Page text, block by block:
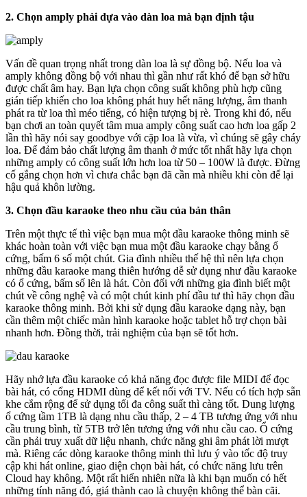
2. Chọn amply phải dựa vào dàn loa mà bạn định tậu
Vấn đề quan trọng nhất trong dàn loa là sự đồng bộ. Nếu loa và
amply không đồng bộ với nhau thì gần như rất khó để bạn sở hữu
được chất âm hay. Bạn lựa chọn công suất không phù hợp cũng
gián tiếp khiến cho loa không phát huy hết năng lượng, âm thanh
phát ra từ loa thì méo tiếng, có hiện tượng bị rè. Trong khi đó, nếu
bạn chơi an toàn quyết tâm mua amply công suất cao hơn loa gấp 2
lần thì hãy nói say goodbye với cặp loa là vừa, vì chúng sẽ gây cháy
loa. Để đảm bảo chất lượng âm thanh ở mức tốt nhất hãy lựa chọn
những amply có công suất lớn hơn loa từ 50 – 100W là được. Đừng
cố gắng chọn hơn vì chưa chắc bạn đã cần mà nhiều khi còn để lại
hậu quả khôn lường.
3. Chọn đầu karaoke theo nhu cầu của bản thân
Trên một thực tế thì việc bạn mua một đầu karaoke thông minh sẽ
khác hoàn toàn với việc bạn mua một đầu karaoke chạy bằng ổ
cứng, bấm 6 số một chút. Gia đình nhiều thế hệ thì nên lựa chọn
những đầu karaoke mang thiên hướng dễ sử dụng như đầu karaoke
có ổ cứng, bấm số lên là hát. Còn đối với những gia đình biết một
chút về công nghệ và có một chút kinh phí đầu tư thì hãy chọn đầu
karaoke thông minh. Bởi khi sử dụng đầu karaoke dạng này, bạn
cần thêm một chiếc màn hình karaoke hoặc tablet hỗ trợ chọn bài
nhanh hơn. Đồng thời, trải nghiệm của bạn sẽ tốt hơn.
Hãy nhớ lựa đầu karaoke có khả năng đọc được file MIDI để đọc
bài hát, có cổng HDMI dùng để kết nối với TV. Nếu có tích hợp sẵn
khe cắm rộng để sử dụng tối đa công suất thì càng tốt. Dung lượng
ổ cứng tầm 1TB là dạng nhu cầu thấp, 2 – 4 TB tương ứng với nhu
cầu trung bình, từ 5TB trở lên tương ứng với nhu cầu cao. Ổ cứng
cần phải truy xuất dữ liệu nhanh, chức năng ghi âm phát lời mượt
mà. Riêng các dòng karaoke thông minh thì lưu ý vào tốc độ truy
cập khi hát online, giao diện chọn bài hát, có chức năng lưu trên
Cloud hay không. Một rất hiển nhiên nữa là khi bạn muốn có hết
những tính năng đó, giá thành cao là chuyện không thể bàn cãi.